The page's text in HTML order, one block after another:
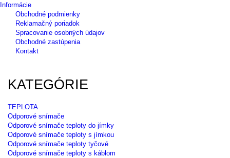
Informácie
Obchodné podmienky
Reklamačný poriadok
Spracovanie osobných údajov
Obchodné zastúpenia
Kontakt
KATEGÓRIE
TEPLOTA
Odporové snímače
Odporové snímače teploty do jímky
Odporové snímače teploty s jímkou
Odporové snímače teploty tyčové
Odporové snímače teploty s káblom